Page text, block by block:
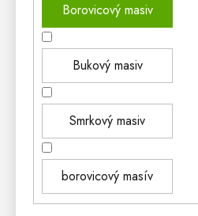
Borovicový masiv
Bukový masiv
Smrkový masiv
borovicový masív